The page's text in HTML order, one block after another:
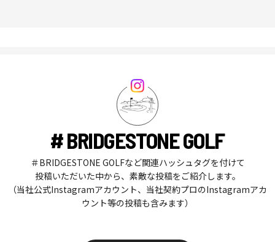
# BRIDGESTONE GOLF
＃BRIDGESTONE GOLFなど関連ハッシュタグを付けて
投稿いただいた中から、素敵な投稿をご紹介します。
（当社公式Instagramアカウント、当社契約プロのInstagramアカ
ウント等の投稿も含みます）